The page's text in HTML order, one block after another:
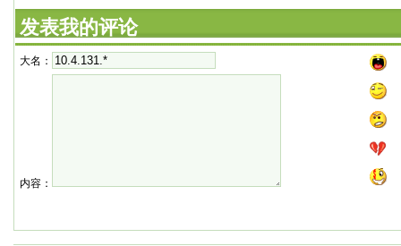
发表我的评论
大名：
内容：